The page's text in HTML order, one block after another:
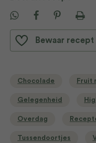
Bewaar recept
Chocolade Fruit
Gelegenheid
Overdag
Tussendoortjes